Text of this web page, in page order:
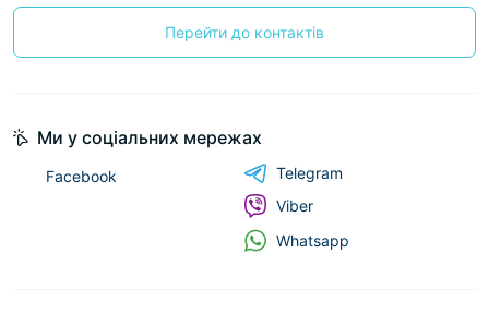
Перейти до контактів
Ми у соціальних мережах
Facebook
Telegram
Viber
Whatsapp